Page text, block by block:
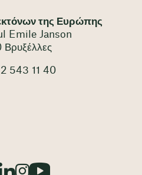
της Ευρώπης
Emile Janson
Βρυξέλλες
543 11 40